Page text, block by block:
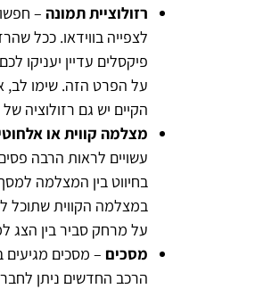
רזולוציית תמונה
פיקסלים עדיין יעניקו
על הפרט הזה. שימו לב,
הקיים יש גם רזולוציה של 720 פיקסלים ושהוא מספיק רחב כדי שתוכלו לראות את התמונה בבירור.
מצלמה קווית או
עשויים לראות הרבה
בחיווט בין המצלמה
במצלמה הקווית שתוכל
על מרחק סביר בין הצג
מסכים – מסכים מגיעים
הרכב החדשים ניתן